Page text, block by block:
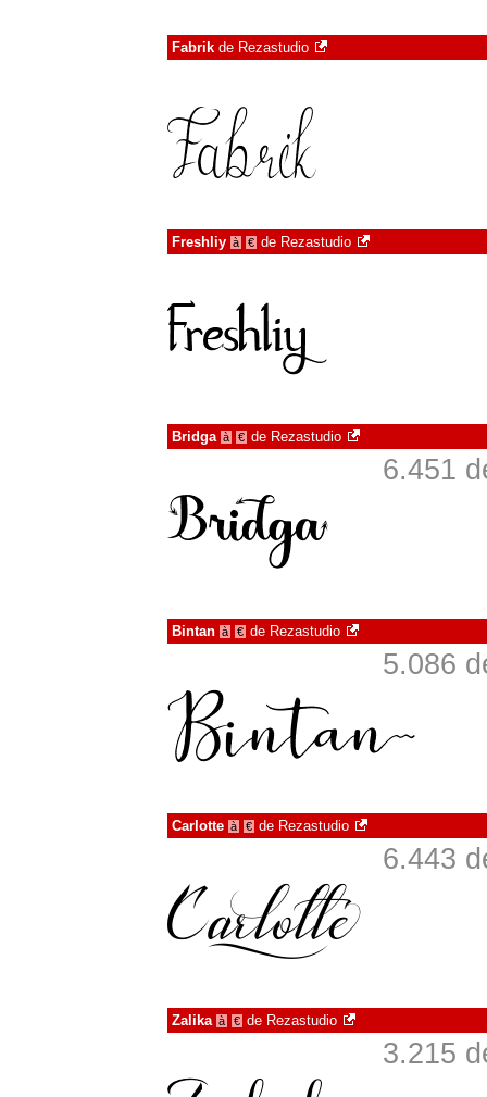
Fabrik de Rezastudio
Freshliy à € de Rezastudio
Bridga à € de Rezastudio
6.451
Bintan à € de Rezastudio
5.086
Carlotte à € de Rezastudio
6.443
Zalika à € de Rezastudio
3.215